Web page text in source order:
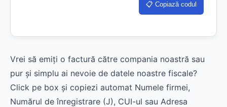
📋 Copiază codul
Vrei să emiți o factură către compania noastră sau
pur și simplu ai nevoie de datele noastre fiscale?
Click pe box și copiezi automat Numele firmei,
Numărul de înregistrare (J), CUI-ul sau Adresa